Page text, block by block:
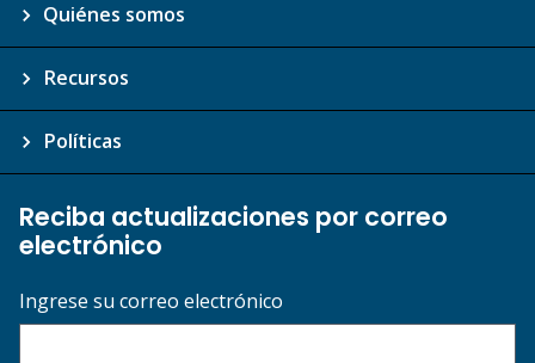
Quiénes somos
Recursos
Políticas
Reciba actualizaciones por correo
electrónico
Ingrese su correo electrónico